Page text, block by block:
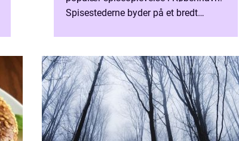
Spisestederne byder på et bredt